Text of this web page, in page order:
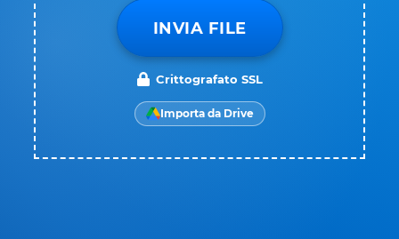
INVIA FILE
Crittografato SSL
Importa da Drive